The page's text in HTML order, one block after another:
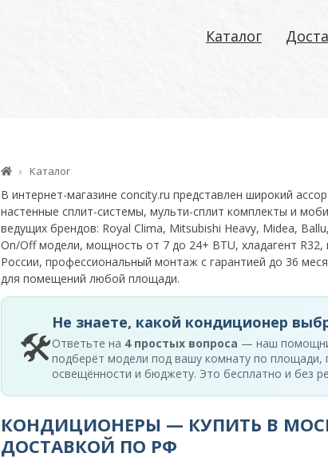
Каталог
Каталог
В интернет-магазине concity.ru представлен широкий
настенные сплит-системы, мульти-сплит комплекты и
ведущих брендов: Royal Clima, Mitsubishi Heavy, Midea,
On/Off модели, мощность от 7 до 24+ BTU, хладагент
России, профессиональный монтаж с гарантией до 36
для помещений любой площади.
🛠
Не знаете, какой кондиционер
Ответьте на 4 простых вопроса — наш
подберёт модели под вашу комнату по площади,
освещённости и бюджету. Это бесплатно и без
КОНДИЦИОНЕРЫ — КУПИТЬ В
ДОСТАВКОЙ ПО РФ